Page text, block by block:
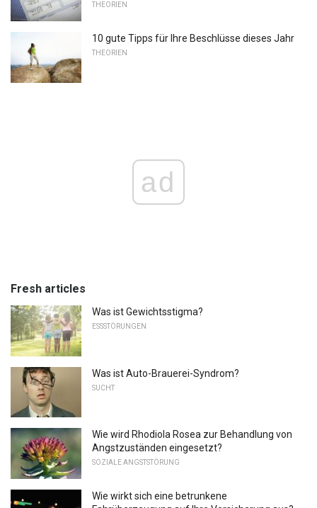
THEORIEN
10 gute Tipps für Ihre Beschlüsse dieses Jahr
THEORIEN
ad
Fresh articles
Was ist Gewichtsstigma?
ESSSTÖRUNGEN
Was ist Auto-Brauerei-Syndrom?
SUCHT
Wie wird Rhodiola Rosea zur Behandlung von
Angstzuständen eingesetzt?
SOZIALE ANGSTSTÖRUNG
Wie wirkt sich eine betrunkene